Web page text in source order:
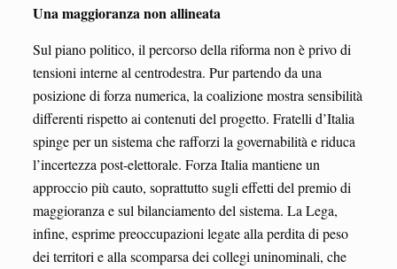
Una maggioranza non allineata
Sul piano politico, il percorso della riforma non è privo di
tensioni interne al centrodestra. Pur partendo da una
posizione di forza numerica, la coalizione mostra sensibilità
differenti rispetto ai contenuti del progetto. Fratelli d’Italia
spinge per un sistema che rafforzi la governabilità e riduca
l’incertezza post-elettorale. Forza Italia mantiene un
approccio più cauto, soprattutto sugli effetti del premio di
maggioranza e sul bilanciamento del sistema. La Lega,
infine, esprime preoccupazioni legate alla perdita di peso
dei territori e alla scomparsa dei collegi uninominali, che